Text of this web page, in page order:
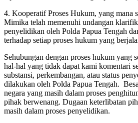
4. Kooperatif Proses Hukum, yang mana
Mimika telah memenuhi undangan
penyelidikan oleh Polda Papua Tengah
terhadap setiap proses hukum yang
Sehubungan dengan proses hukum yang
hal-hal yang tidak dapat kami komentari
substansi, perkembangan, atau status
dilakukan oleh Polda Papua Tengah.
negara yang masih dalam proses
pihak berwenang. Dugaan keterlibatan
masih dalam proses penyelidikan.